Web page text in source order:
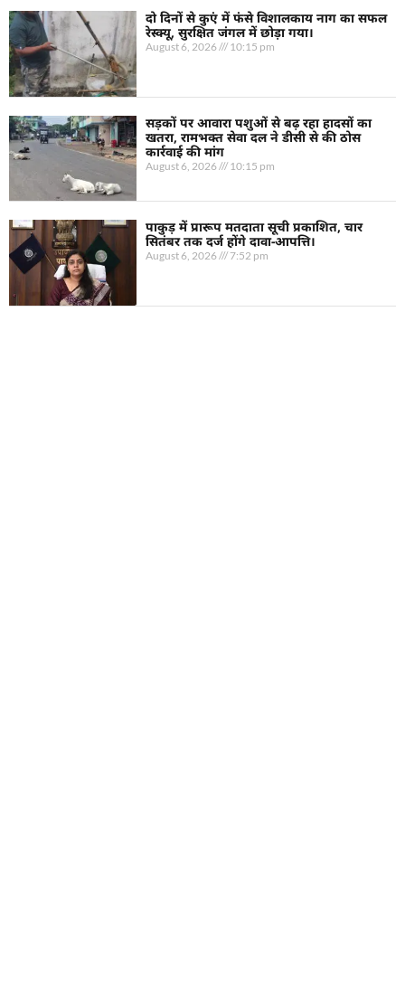
दो दिनों से कुएं में फंसे विशालकाय नाग का सफल
रेस्क्यू, सुरक्षित जंगल में छोड़ा गया।
August 6, 2026 10:15 pm
सड़कों पर आवारा पशुओं से बढ़ रहा हादसों का
खतरा, रामभक्त सेवा दल ने डीसी से की ठोस
कार्रवाई की मांग
August 6, 2026 10:15 pm
पाकुड़ में प्रारूप मतदाता सूची प्रकाशित, चार
सितंबर तक दर्ज होंगे दावा-आपत्ति।
August 6, 2026 7:52 pm